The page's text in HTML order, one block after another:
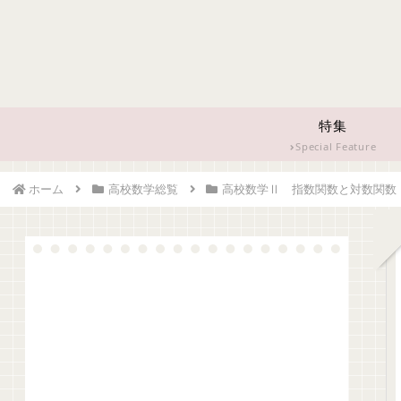
特集
Special Feature
ホーム 高校数学総覧 高校数学Ⅱ 指数関数と対数関数